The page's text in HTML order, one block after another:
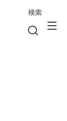
検索